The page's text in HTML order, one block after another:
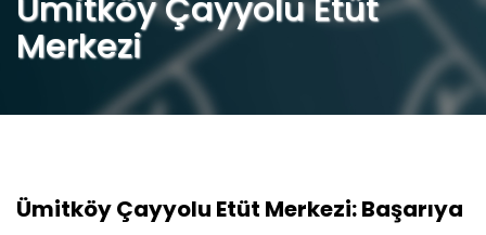
Merkezi
Ümitköy Çayyolu Etüt Merkezi: Başarıya